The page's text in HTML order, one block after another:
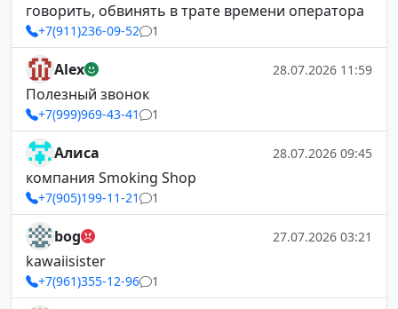
говорить, обвинять в трате времени оператора
+7(911)236-09-52 1
Alex 28.07.2026 11:59
Полезный звонок
+7(999)969-43-41 1
Алиса 28.07.2026 09:45
компания Smoking Shop
+7(905)199-11-21 1
bog 27.07.2026 03:21
kawaiisister
+7(961)355-12-96 1